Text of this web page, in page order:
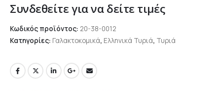
Συνδεθείτε για να δείτε τιμές
Κωδικός προϊόντος: 20-38-0012
Κατηγορίες: Γαλακτοκομικά, Ελληνικά Τυριά, Τυριά